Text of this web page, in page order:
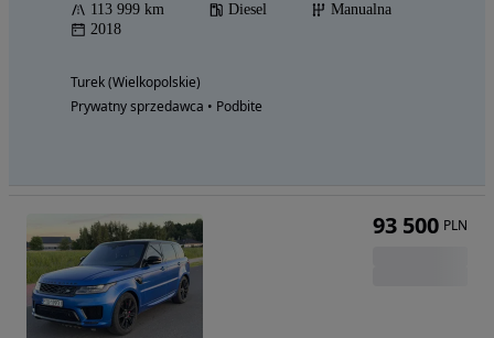
113 999 km Diesel
Manualna
2018
Turek (Wielkopolskie)
Prywatny sprzedawca • Podbite
93 500 PLN